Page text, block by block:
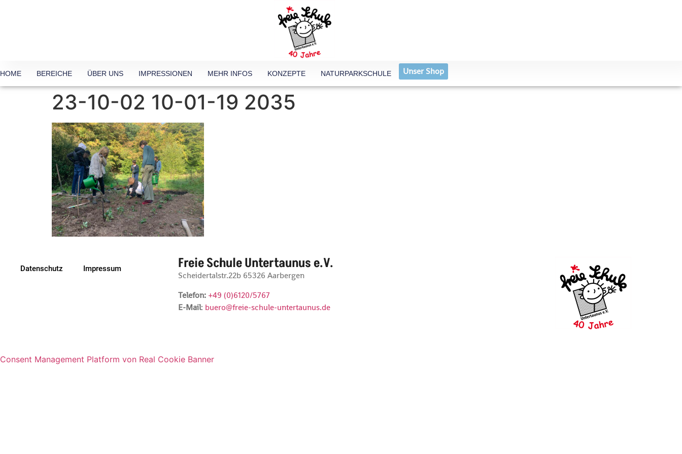
Unser Shop
HOME BEREICHE ÜBER UNS IMPRESSIONEN MEHR INFOS KONZEPTE NATURPARKSCHULE
23-10-02 10-01-19 2035
Datenschutz Impressum Freie Schule Untertaunus e.V.
Scheidertalstr.22b 65326 Aarbergen
Telefon: +49 (0)6120/5767
E-Mail: buero@freie-schule-untertaunus.de
Consent Management Platform von Real Cookie Banner